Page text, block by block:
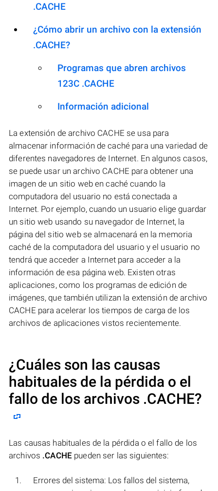
.CACHE
¿Cómo abrir un archivo con la extensión
.CACHE?
Programas que abren archivos
123C .CACHE
Información adicional
La extensión de archivo CACHE se usa para
almacenar información de caché para una variedad de
diferentes navegadores de Internet. En algunos casos,
se puede usar un archivo CACHE para obtener una
imagen de un sitio web en caché cuando la
computadora del usuario no está conectada a
Internet. Por ejemplo, cuando un usuario elige guardar
un sitio web usando su navegador de Internet, la
página del sitio web se almacenará en la memoria
caché de la computadora del usuario y el usuario no
tendrá que acceder a Internet para acceder a la
información de esa página web. Existen otras
aplicaciones, como los programas de edición de
imágenes, que también utilizan la extensión de archivo
CACHE para acelerar los tiempos de carga de los
archivos de aplicaciones vistos recientemente.
¿Cuáles son las causas
habituales de la pérdida o el
fallo de los archivos .CACHE?
Las causas habituales de la pérdida o el fallo de los
archivos .CACHE pueden ser las siguientes:
Errores del sistema: Los fallos del sistema,